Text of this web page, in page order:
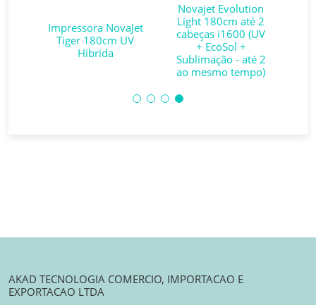
Impressora NovaJet
Tiger 180cm UV
Hibrida
Novajet Evolution
Light 180cm até 2
cabeças i1600 (UV
+ EcoSol +
Sublimação - até 2
ao mesmo tempo)
AKAD TECNOLOGIA COMERCIO, IMPORTACAO E
EXPORTACAO LTDA